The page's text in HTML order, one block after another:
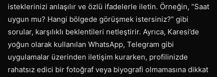
isteklerinizi anlaşılır ve özlü ifadelerle iletin. Örneğin, “Saat
uygun mu? Hangi bölgede görüşmek istersiniz?” gibi
sorular, karşılıklı beklentileri netleştirir. Ayrıca, Karesi’de
yoğun olarak kullanılan WhatsApp, Telegram gibi
uygulamalar üzerinden iletişim kurarken, profilinizde
rahatsız edici bir fotoğraf veya biyografi olmamasına dikkat